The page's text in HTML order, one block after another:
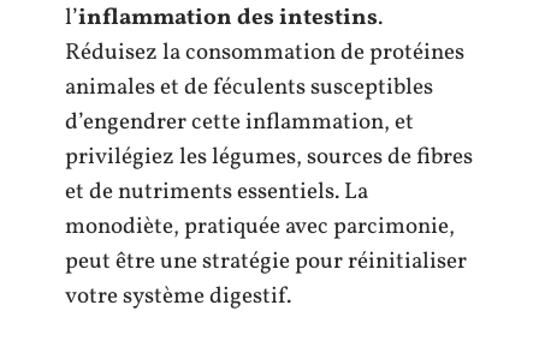
l’inflammation des intestins.
Réduisez la consommation de protéines
animales et de féculents susceptibles
d’engendrer cette inflammation, et
privilégiez les légumes, sources de fibres
et de nutriments essentiels. La
monodiète, pratiquée avec parcimonie,
peut être une stratégie pour réinitialiser
votre système digestif.